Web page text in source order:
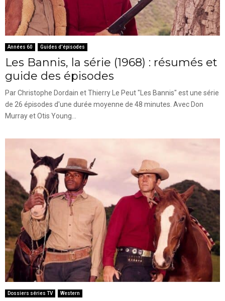
Années 60 Guides d'épisodes
Les Bannis, la série (1968) : résumés et
guide des épisodes
Par Christophe Dordain et Thierry Le Peut "Les Bannis" est une série
de 26 épisodes d'une durée moyenne de 48 minutes. Avec Don
Murray et Otis Young...
Dossiers séries TV Western